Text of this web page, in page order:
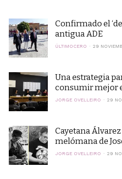
Confirmado el
antigua ADE
ÚLTIMOCERO 29
Una estrategia
consumir mejor
JORGE OVELLEIRO 29
Cayetana
melómana de
JORGE OVELLEIRO 29